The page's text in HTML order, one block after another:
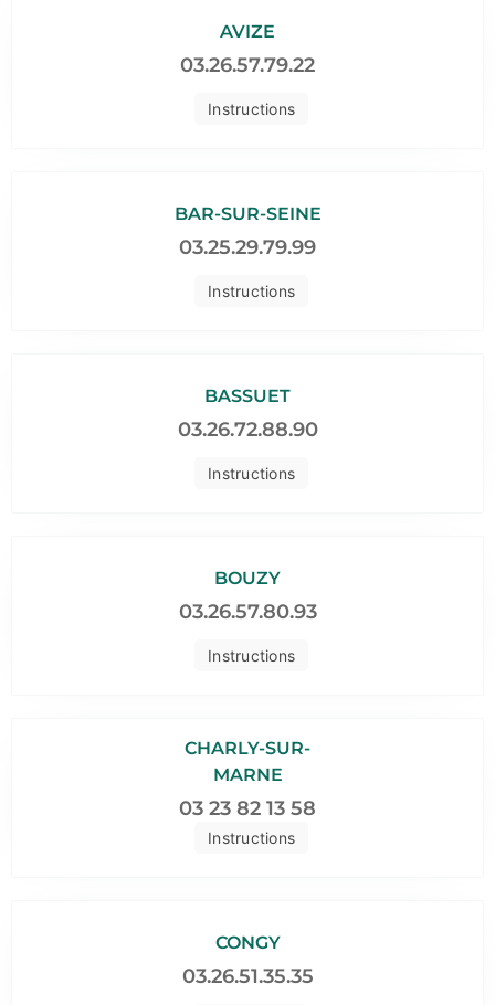
Instructions
AVIZE
03.26.57.79.22
Instructions
BAR-SUR-SEINE
03.25.29.79.99
Instructions
BASSUET
03.26.72.88.90
Instructions
BOUZY
03.26.57.80.93
Instructions
CHARLY-SUR-
MARNE
03 23 82 13 58
CONGY
03.26.51.35.35